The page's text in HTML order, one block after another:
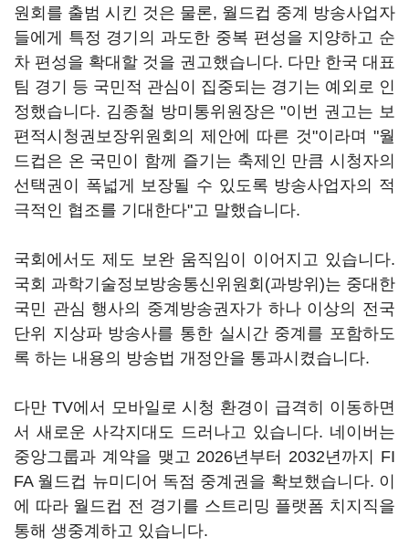
원회를 출범 시킨 것은 물론, 월드컵 중계 방송사업자
들에게 특정 경기의 과도한 중복 편성을 지양하고 순
차 편성을 확대할 것을 권고했습니다. 다만 한국 대표
팀 경기 등 국민적 관심이 집중되는 경기는 예외로 인
정했습니다. 김종철 방미통위원장은 "이번 권고는 보
편적시청권보장위원회의 제안에 따른 것"이라며 "월
드컵은 온 국민이 함께 즐기는 축제인 만큼 시청자의
선택권이 폭넓게 보장될 수 있도록 방송사업자의 적
극적인 협조를 기대한다"고 말했습니다.
국회에서도 제도 보완 움직임이 이어지고 있습니다.
국회 과학기술정보방송통신위원회(과방위)는 중대한
국민 관심 행사의 중계방송권자가 하나 이상의 전국
단위 지상파 방송사를 통한 실시간 중계를 포함하도
록 하는 내용의 방송법 개정안을 통과시켰습니다.
다만 TV에서 모바일로 시청 환경이 급격히 이동하면
서 새로운 사각지대도 드러나고 있습니다. 네이버는
중앙그룹과 계약을 맺고 2026년부터 2032년까지 FI
FA 월드컵 뉴미디어 독점 중계권을 확보했습니다. 이
에 따라 월드컵 전 경기를 스트리밍 플랫폼 치지직을
통해 생중계하고 있습니다.